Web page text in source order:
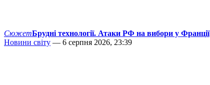
СюжетБрудні технології. Атаки РФ на вибори у Франції
Новини світу — 6 серпня 2026, 23:39